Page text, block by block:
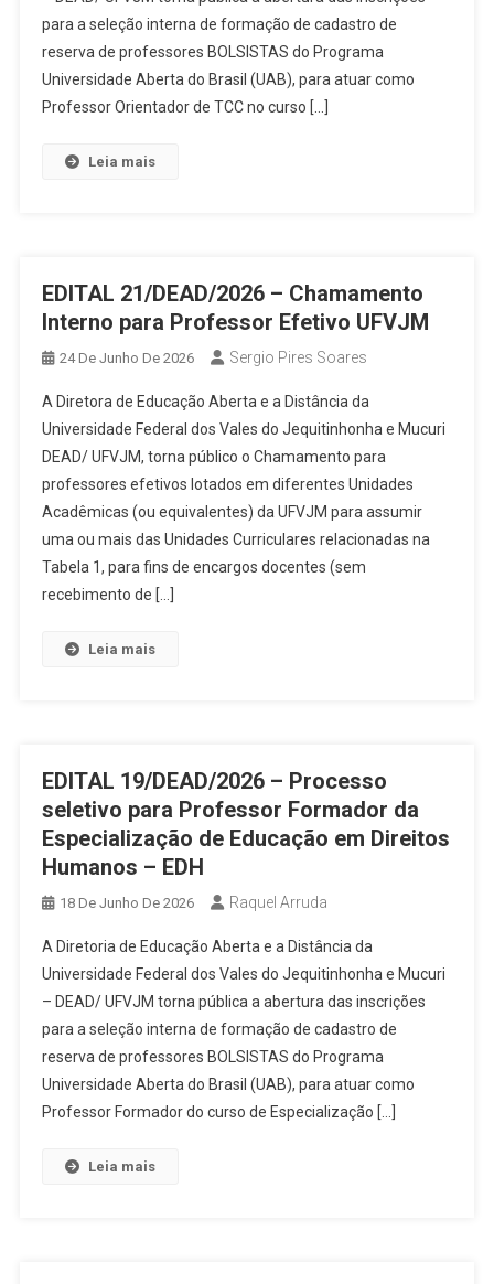
para a seleção interna de formação de cadastro de
reserva de professores BOLSISTAS do Programa
Universidade Aberta do Brasil (UAB), para atuar como
Professor Orientador de TCC no curso […]
Leia mais
EDITAL 21/DEAD/2026 – Chamamento
Interno para Professor Efetivo UFVJM
24 De Junho De 2026 Sergio Pires Soares
A Diretora de Educação Aberta e a Distância da
Universidade Federal dos Vales do Jequitinhonha e Mucuri
DEAD/ UFVJM, torna público o Chamamento para
professores efetivos lotados em diferentes Unidades
Acadêmicas (ou equivalentes) da UFVJM para assumir
uma ou mais das Unidades Curriculares relacionadas na
Tabela 1, para fins de encargos docentes (sem
recebimento de […]
Leia mais
EDITAL 19/DEAD/2026 – Processo
seletivo para Professor Formador da
Especialização de Educação em Direitos
Humanos – EDH
18 De Junho De 2026 Raquel Arruda
A Diretoria de Educação Aberta e a Distância da
Universidade Federal dos Vales do Jequitinhonha e Mucuri
– DEAD/ UFVJM torna pública a abertura das inscrições
para a seleção interna de formação de cadastro de
reserva de professores BOLSISTAS do Programa
Universidade Aberta do Brasil (UAB), para atuar como
Professor Formador do curso de Especialização […]
Leia mais